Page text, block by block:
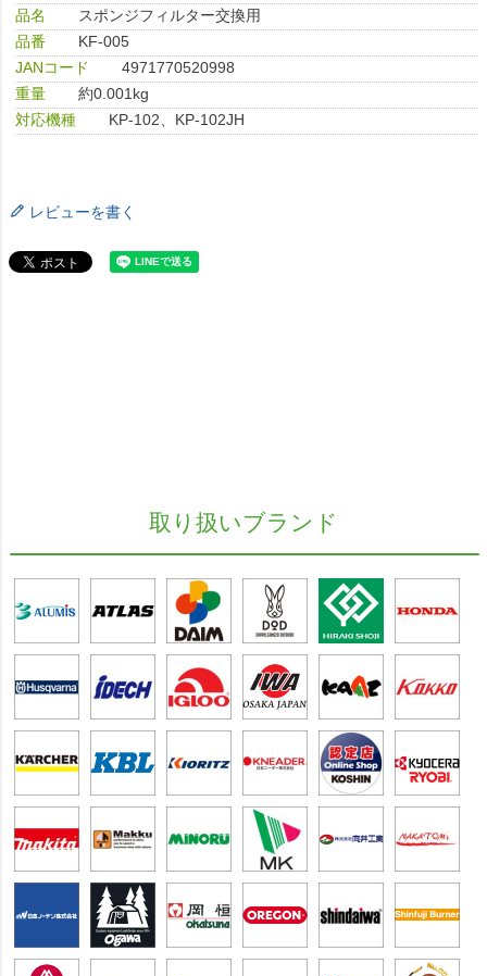
品名
スポンジフィルター交換用
品番
KF-005
JANコード
4971770520998
重量
約0.001kg
対応機種
KP-102、KP-102JH
レビューを書く
取り扱いブランド